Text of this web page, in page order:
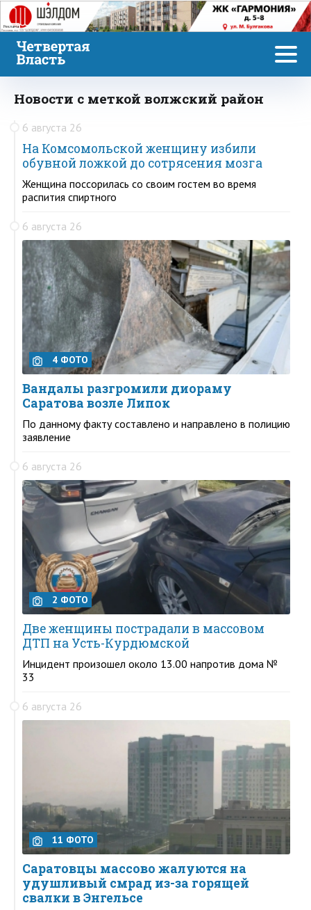
Реклама
Новости с меткой волжский район
6 августа 26
На Комсомольской женщину избили
обувной ложкой до сотрясения мозга
Женщина поссорилась со своим гостем во время
распития спиртного
6 августа 26
4 ФОТО
Вандалы разгромили диораму
Саратова возле Липок
По данному факту составлено и направлено в полицию
заявление
6 августа 26
2 ФОТО
Две женщины пострадали в массовом
ДТП на Усть-Курдюмской
Инцидент произошел около 13.00 напротив дома №
33
6 августа 26
11 ФОТО
Саратовцы массово жалуются на
удушливый смрад из-за горящей
свалки в Энгельсе